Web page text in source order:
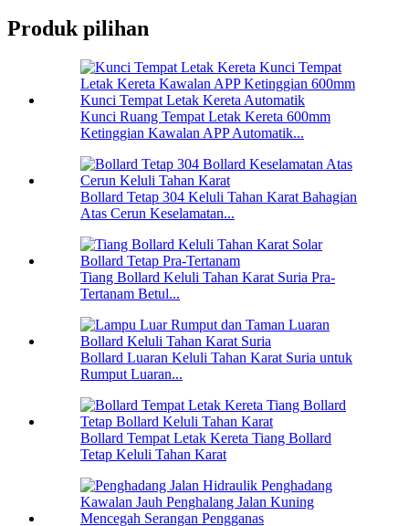
Produk pilihan
Kunci Ruang Tempat Letak Kereta 600mm
Ketinggian Kawalan APP Automatik...
Bollard Tetap 304 Keluli Tahan Karat Bahagian
Atas Cerun Keselamatan...
Tiang Bollard Keluli Tahan Karat Suria Pra-
Tertanam Betul...
Bollard Luaran Keluli Tahan Karat Suria untuk
Rumput Luaran...
Bollard Tempat Letak Kereta Tiang Bollard
Tetap Keluli Tahan Karat